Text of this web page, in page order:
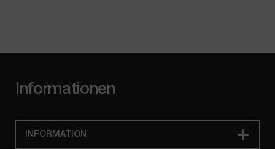
Informationen
INFORMATION